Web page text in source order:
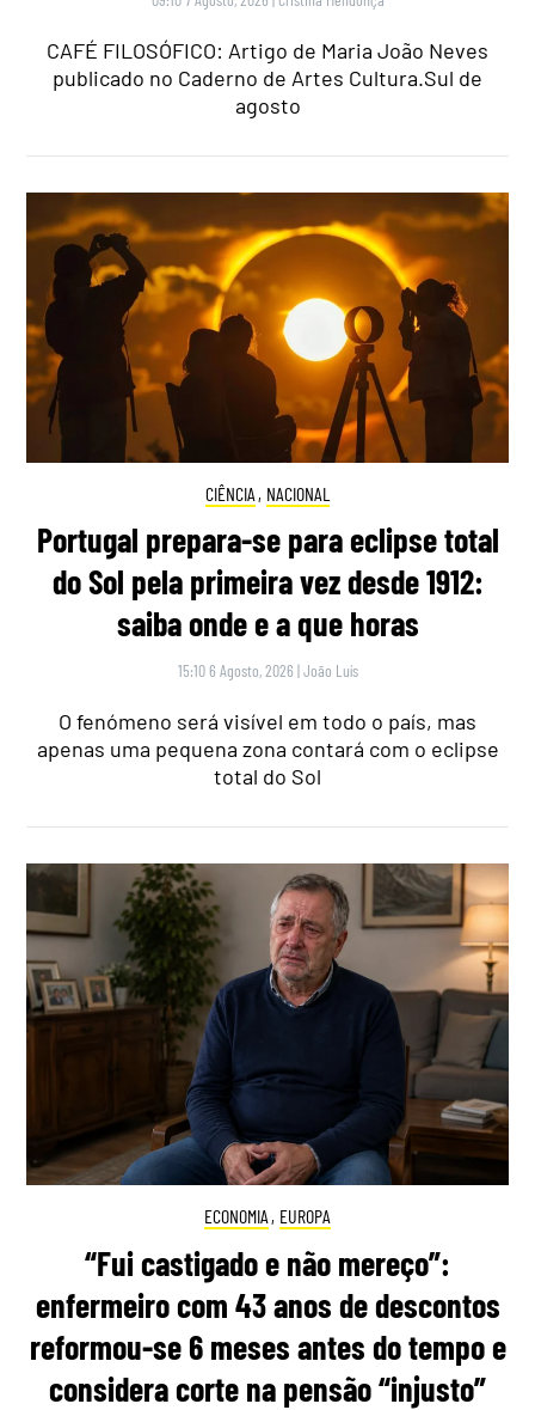
CAFÉ FILOSÓFICO: Artigo de Maria João Neves
publicado no Caderno de Artes Cultura.Sul de
agosto
CIÊNCIA , NACIONAL
Portugal prepara-se para eclipse total
do Sol pela primeira vez desde 1912:
saiba onde e a que horas
15:10 6 Agosto, 2026 |João Luís
O fenómeno será visível em todo o país, mas
apenas uma pequena zona contará com o eclipse
total do Sol
ECONOMIA , EUROPA
“Fui castigado e não mereço”:
enfermeiro com 43 anos de descontos
reformou-se 6 meses antes do tempo e
considera corte na pensão “injusto”